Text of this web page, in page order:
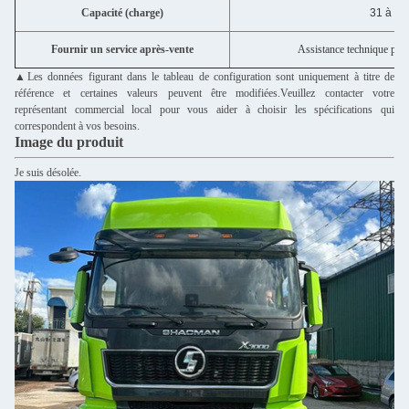
Capacité (charge) 31 à
Fournir un service après-vente Assistance technique par
▲Les données figurant dans le tableau de configuration sont uniquement à titre de
référence et certaines valeurs peuvent être modifiées.Veuillez contacter votre
représentant commercial local pour vous aider à choisir les spécifications qui
correspondent à vos besoins.
Image du produit
Je suis désolée.